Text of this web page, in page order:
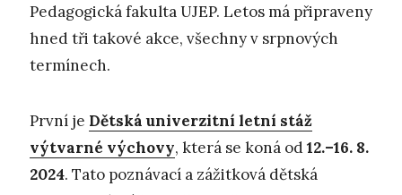
Pedagogická fakulta UJEP. Letos má připraveny
hned tři takové akce, všechny v srpnových
termínech.
První je Dětská univerzitní letní stáž
výtvarné výchovy, která se koná od12.–16. 8.
2024. Tato poznávací a zážitková dětská